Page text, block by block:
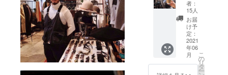
皆様に
届きま
すよう
にとい
う願い
を込め
て作成
したオ
者の名
と”Sun
God”と
記され
てあっ
た。訳
すと”太
陽の
ジナル
ブレン
ド。
「珈琲
と日常
と余
白」が
井尻氏
のチ
ケット
¥5,000
分お好
きな物
をオー
ダー頂
者：
15人
お届
け予
定：
2021
年06
月
こ
の
リ
タ
ー